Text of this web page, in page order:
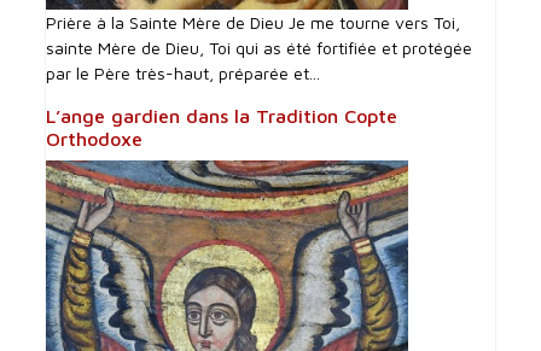
Prière à la Sainte Mère de Dieu Je me tourne vers Toi,
sainte Mère de Dieu, Toi qui as été fortifiée et protégée
par le Père très-haut, préparée et...
L’ange gardien dans la Tradition Copte
Orthodoxe